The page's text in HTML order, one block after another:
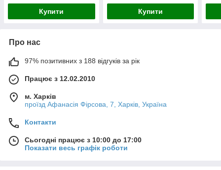
Купити Купити
Про нас
97% позитивних з 188 відгуків за рік
Працює з 12.02.2010
м. Харків
проїзд Афанасія Фірсова, 7, Харків, Україна
Контакти
Сьогодні працює з 10:00 до 17:00
Показати весь графік роботи